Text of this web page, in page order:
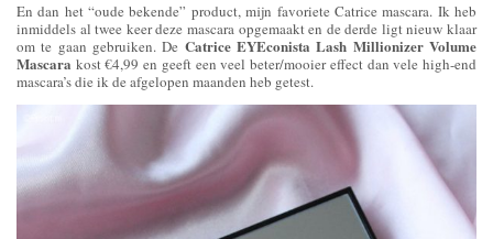
En dan het “oude bekende” product, mijn favoriete Catrice mascara. Ik heb
inmiddels al twee keer deze mascara opgemaakt en de derde ligt nieuw klaar
om te gaan gebruiken. De Catrice EYEconista Lash Millionizer Volume
Mascara kost €4,99 en geeft een veel beter/mooier effect dan vele high-end
mascara’s die ik de afgelopen maanden heb getest.